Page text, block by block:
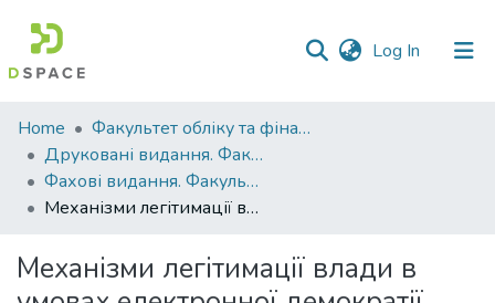
Log In (current)
Communities
&
Collections
Statistics
Home
Факультет обліку та фінансів
Друковані видання. Факультет обліку та фінансів
Фахові видання. Факультет обліку та фінансів
Механізми легітимації влади в умовах електронної демократії
Механізми легітимації влади в